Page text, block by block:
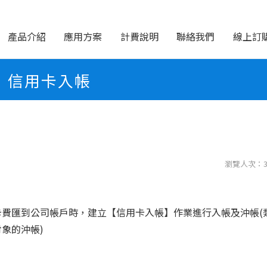
產品介紹 應用方案 計費說明 聯絡我們 線上訂
信用卡入帳
瀏覽人次：
匯到公司帳戶時，建立【信用卡入帳】作業進行入帳及沖帳(
的沖帳)